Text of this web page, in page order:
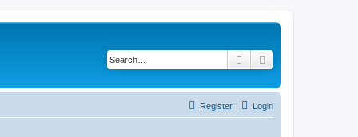
Search
Login
Register